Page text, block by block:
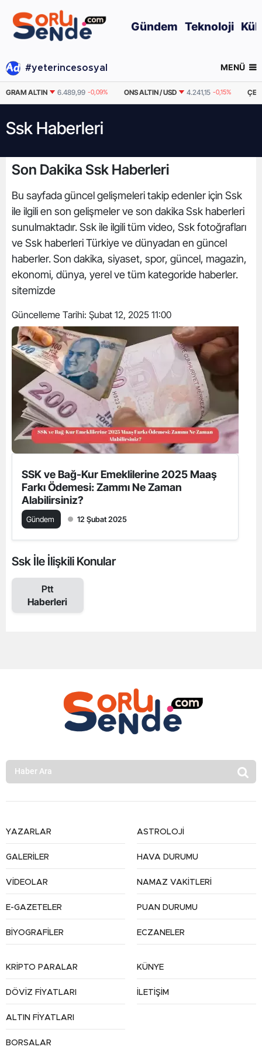
Gündem Teknoloji
#yeterincesosyal MENÜ
GRAM ALTIN 6.489,99 -0,09% ONS ALTIN / USD 4.241,15 -0,15%
Ssk Haberleri
Son Dakika Ssk Haberleri
Bu sayfada güncel gelişmeleri takip edenler için Ssk
ile ilgili en son gelişmeler ve son dakika Ssk haberleri
sunulmaktadır. Ssk ile ilgili tüm video, Ssk fotoğrafları
ve Ssk haberleri Türkiye ve dünyadan en güncel
haberler. Son dakika, siyaset, spor, güncel, magazin,
ekonomi, dünya, yerel ve tüm kategoride haberler.
sitemizde
Güncelleme Tarihi: Şubat 12, 2025 11:00
SSK ve Bağ-Kur Emeklilerine 2025 Maaş
Farkı Ödemesi: Zammı Ne Zaman
Alabilirsiniz?
Gündem 12 Şubat 2025
Ssk İle İlişkili Konular
Ptt
Haberleri
YAZARLAR
GALERİLER
VİDEOLAR
E-GAZETELER
BİYOGRAFİLER
ASTROLOJİ
HAVA DURUMU
NAMAZ VAKİTLERİ
PUAN DURUMU
ECZANELER
KRİPTO PARALAR
DÖVİZ FİYATLARI
ALTIN FİYATLARI
BORSALAR
KÜNYE
İLETİŞİM